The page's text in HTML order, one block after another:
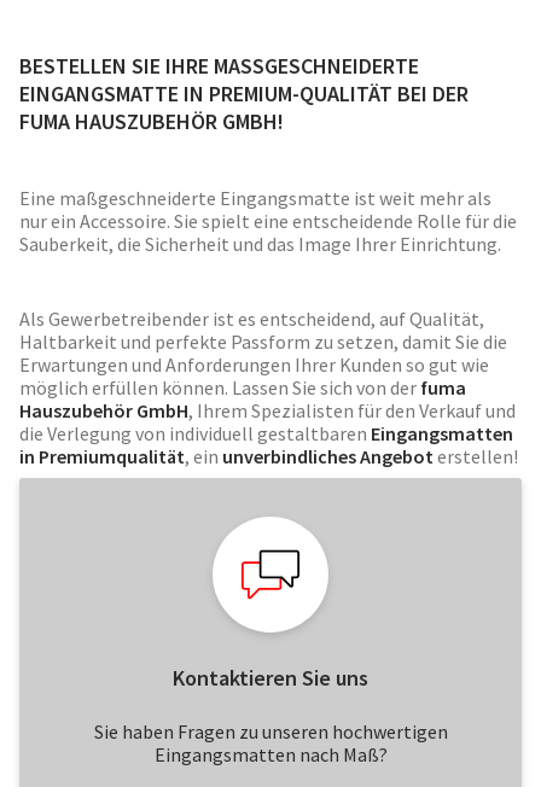
BESTELLEN SIE IHRE MASSGESCHNEIDERTE
EINGANGSMATTE IN PREMIUM-QUALITÄT BEI DER
FUMA HAUSZUBEHÖR GMBH!
Eine maßgeschneiderte Eingangsmatte ist weit mehr als
nur ein Accessoire. Sie spielt eine entscheidende Rolle für die
Sauberkeit, die Sicherheit und das Image Ihrer Einrichtung.
Als Gewerbetreibender ist es entscheidend, auf Qualität,
Haltbarkeit und perfekte Passform zu setzen, damit Sie die
Erwartungen und Anforderungen Ihrer Kunden so gut wie
möglich erfüllen können. Lassen Sie sich von der fuma
Hauszubehör GmbH, Ihrem Spezialisten für den Verkauf und
die Verlegung von individuell gestaltbaren Eingangsmatten
in Premiumqualität, ein unverbindliches Angeboterstellen!
Kontaktieren Sie uns
Sie haben Fragen zu unseren hochwertigen
Eingangsmatten nach Maß?